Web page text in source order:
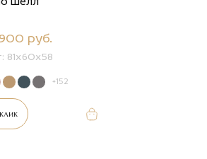
руб.
81х60х58
+152